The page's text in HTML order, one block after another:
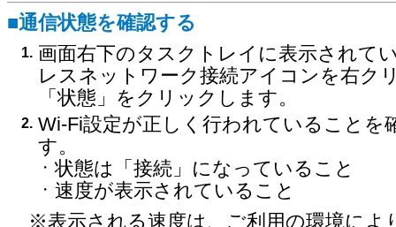
■通信状態を確認する
1. 画面右下のタスクトレイに表示されて
レスネットワーク接続アイコンを右ク
「状態」をクリックします。
2. Wi-Fi設定が正しく行われていることを
す。
・ 状態は「接続」になっていること
・ 速度が表示されていること
※表示される速度は、ご利用の環境によ